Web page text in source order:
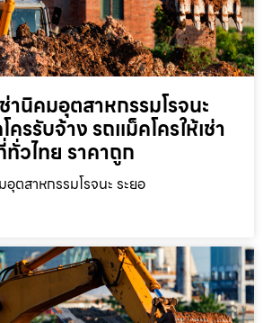
านิคมอุตสาหกรรมโรจนะ
ครรับจ้าง รถแม็คโครให้เช่า
วไทย ราคาถูก
อุตสาหกรรมโรจนะ ระยอ